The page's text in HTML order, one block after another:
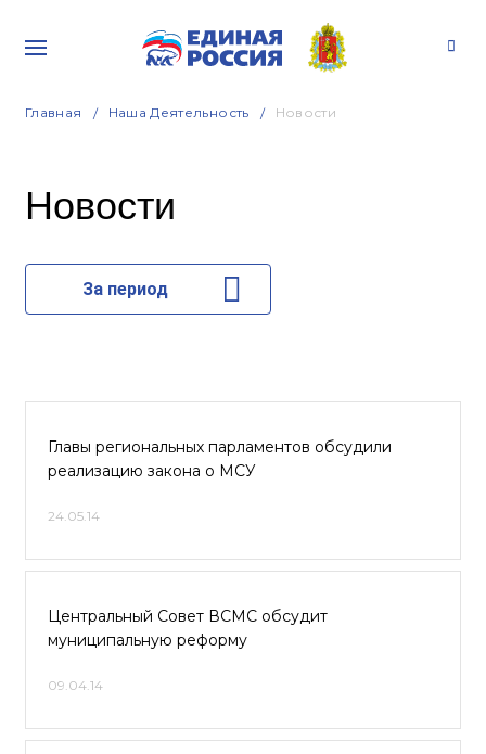
Главная Наша Деятельность Новости
Новости
За период
Главы региональных парламентов обсудили
реализацию закона о МСУ
24.05.14
Центральный Совет ВСМС обсудит
муниципальную реформу
09.04.14